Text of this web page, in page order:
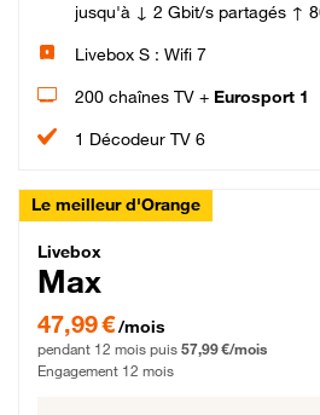
jusqu'à ↓ 2 Gbit/s partagés ↑
Livebox S : Wifi 7
200 chaînes TV + Eurosport 1
1 Décodeur TV 6
Le meilleur d'Orange
Livebox Max Fibre
Livebox
Max
47,99 € par mois pendant 12 mois puis
47,99 €/mois
pendant 12 mois puis 57,99 €/mois
Engagement 12 mois